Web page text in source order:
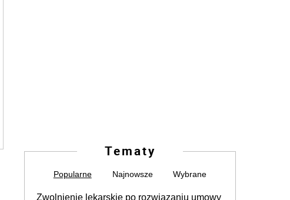
Tematy
Popularne Najnowsze Wybrane
Zwolnienie lekarskie po rozwiązaniu umowy